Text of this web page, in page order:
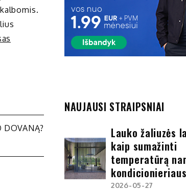
NAUJAUSI STRAIPSNIAI
Lauko žaliuzės
kaip sumažinti
temperatūrą
kondicionieriaus
2026-05-27